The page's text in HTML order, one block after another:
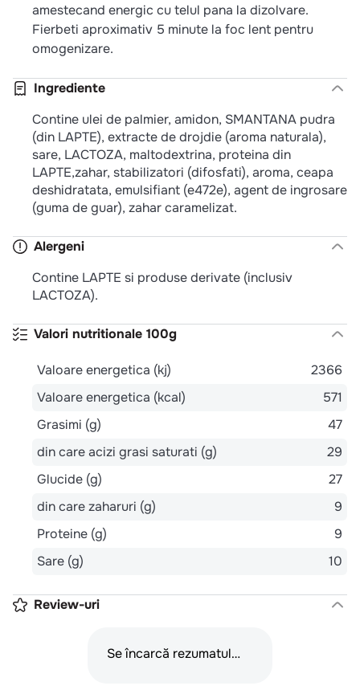
amestecand energic cu telul pana la dizolvare.
Fierbeti aproximativ 5 minute la foc lent pentru
omogenizare.
Ingrediente
Contine ulei de palmier, amidon, SMANTANA pudra
(din LAPTE), extracte de drojdie (aroma naturala),
sare, LACTOZA, maltodextrina, proteina din
LAPTE,zahar, stabilizatori (difosfati), aroma, ceapa
deshidratata, emulsifiant (e472e), agent de ingrosare
(guma de guar), zahar caramelizat.
Alergeni
Contine LAPTE si produse derivate (inclusiv
LACTOZA).
Valori nutritionale 100g
Valoare energetica (kj)
2366
Valoare energetica (kcal)
571
Grasimi (g)
47
din care acizi grasi saturati (g)
29
Glucide (g)
27
din care zaharuri (g)
9
Proteine (g)
9
Sare (g)
10
Review-uri
Se încarcă rezumatul…